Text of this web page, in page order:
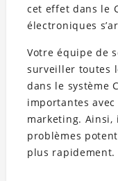
cet effet dans le
électroniques
Votre équipe de
surveiller toutes
dans le système
importantes
marketing. Ainsi,
problèmes
plus rapidement.